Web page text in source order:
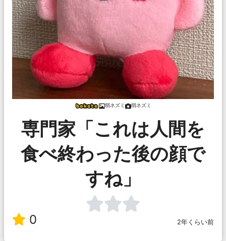
弱ネズミ 弱ネズミ
専門家「これは人間を
食べ終わった後の顔で
すね」
0 2年くらい前